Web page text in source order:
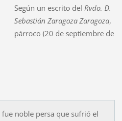
Según un escrito del Rvdo. D.
Sebastián Zaragoza Zaragoza,
párroco (20 de septiembre de
fue noble persa que sufrió el